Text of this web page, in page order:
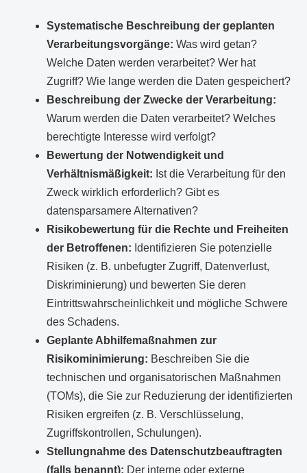
Systematische Beschreibung der geplanten
Verarbeitungsvorgänge: Was wird getan?
Welche Daten werden verarbeitet? Wer hat
Zugriff? Wie lange werden die Daten gespeichert?
Beschreibung der Zwecke der Verarbeitung:
Warum werden die Daten verarbeitet? Welches
berechtigte Interesse wird verfolgt?
Bewertung der Notwendigkeit und
Verhältnismäßigkeit: Ist die Verarbeitung für den
Zweck wirklich erforderlich? Gibt es
datensparsamere Alternativen?
Risikobewertung für die Rechte und Freiheiten
der Betroffenen: Identifizieren Sie potenzielle
Risiken (z. B. unbefugter Zugriff, Datenverlust,
Diskriminierung) und bewerten Sie deren
Eintrittswahrscheinlichkeit und mögliche Schwere
des Schadens.
Geplante Abhilfemaßnahmen zur
Risikominimierung: Beschreiben Sie die
technischen und organisatorischen Maßnahmen
(TOMs), die Sie zur Reduzierung der identifizierten
Risiken ergreifen (z. B. Verschlüsselung,
Zugriffskontrollen, Schulungen).
Stellungnahme des Datenschutzbeauftragten
(falls benannt): Der interne oder externe